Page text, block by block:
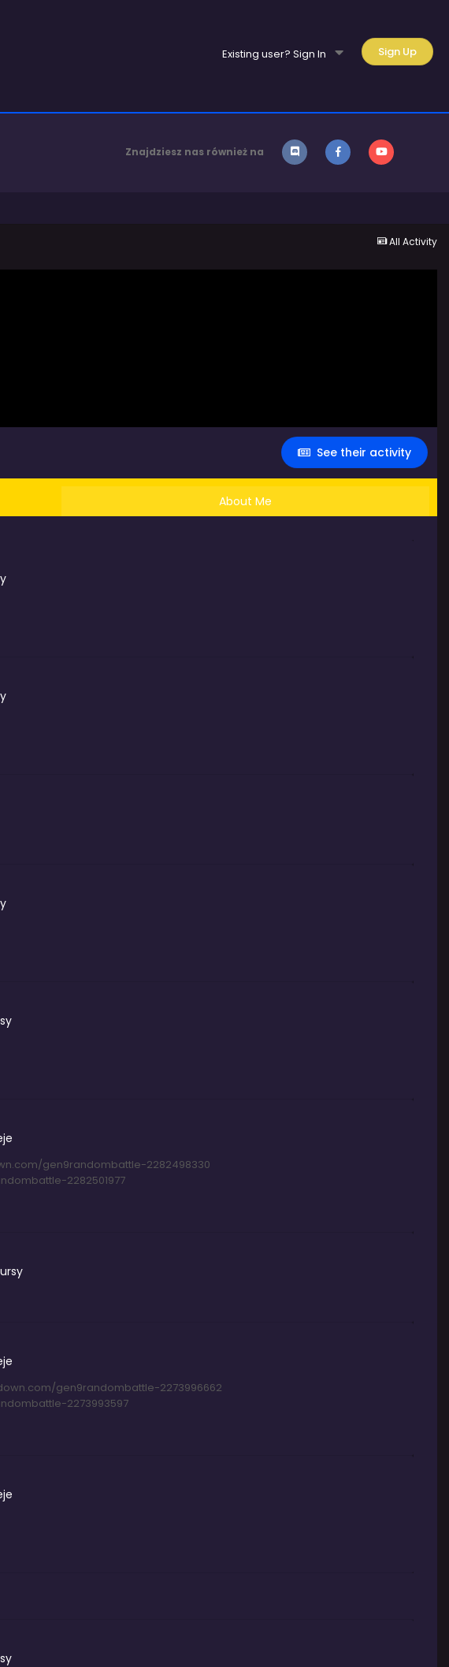
Existing user? Sign In Sign Up
Znajdziesz nas również na
All Activity
See their activity
About Me
gen9randombattle-2282498330
2282501977
gen9randombattle-2273996662
2273993597